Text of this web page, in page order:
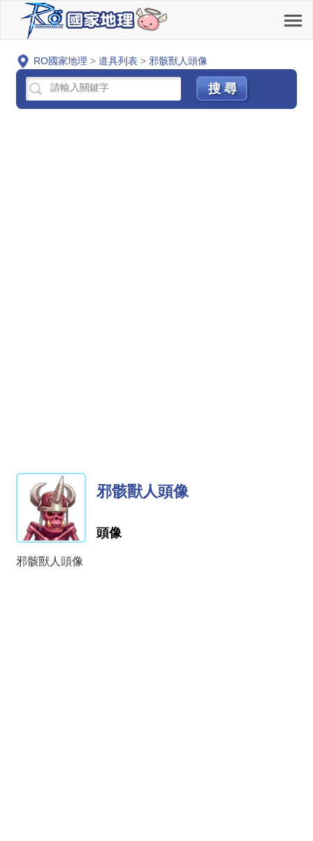
RO國家地理 > 道具列表 > 邪骸獸人頭像
邪骸獸人頭像
頭像
邪骸獸人頭像